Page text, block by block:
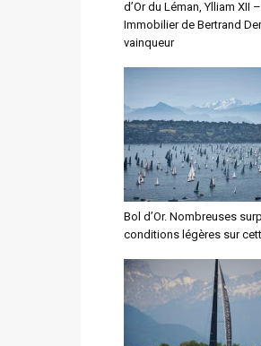
d’Or du Léman, Ylliam XII
Immobilier de Bertrand
vainqueur
Bol d’Or. Nombreuses
conditions légères sur